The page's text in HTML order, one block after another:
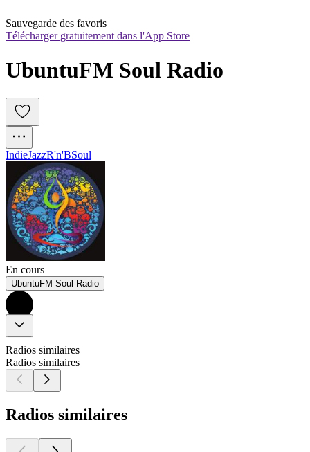
Sauvegarde des favoris
Télécharger gratuitement dans l'App Store
UbuntuFM Soul Radio
IndieJazzR'n'BSoul
En cours
UbuntuFM Soul Radio
Radios similaires
Radios similaires
Radios similaires